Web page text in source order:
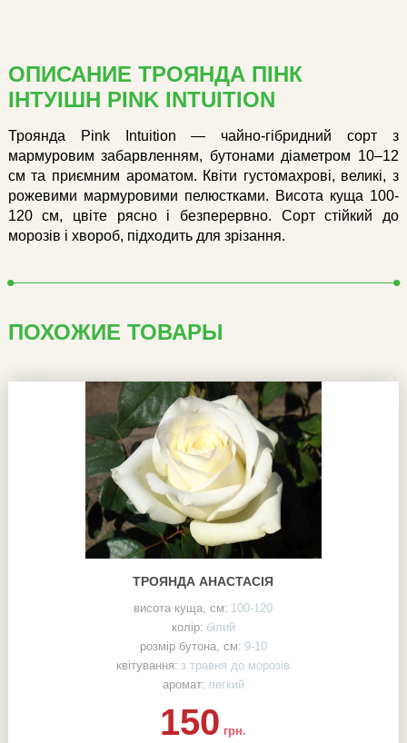
ОПИСАНИЕ ТРОЯНДА ПІНК
ІНТУІШН PINK INTUITION
Троянда Pink Intuition — чайно-гібридний сорт з
мармуровим забарвленням, бутонами діаметром 10–12
см та приємним ароматом. Квіти густомахрові, великі, з
рожевими мармуровими пелюстками. Висота куща 100-
120 см, цвіте рясно і безперервно. Сорт стійкий до
морозів і хвороб, підходить для зрізання.
ПОХОЖИЕ ТОВАРЫ
ТРОЯНДА АНАСТАСІЯ
висота куща, см: 100-120
колір: білий
розмір бутона, см: 9-10
квітування: з травня до морозів
аромат: легкий
150 грн.